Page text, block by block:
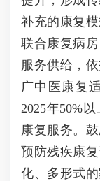
补充的康复
联合康复病
服务供给，
广中医康复
2025年50%
康复服务。
预防残疾康
化、多形式